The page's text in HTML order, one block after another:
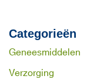
Categorieën
Geneesmiddelen
Verzorging